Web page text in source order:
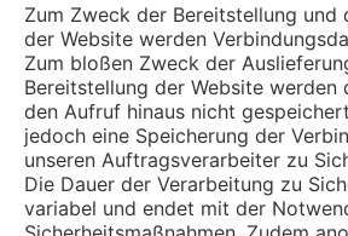
Zum Zweck der Bereitstellung und
der Website werden
Zum bloßen Zweck der
Bereitstellung der Website werden
den Aufruf hinaus nicht
jedoch eine Speicherung der
unseren Auftragsverarbeiter zu
Die Dauer der Verarbeitung zu
variabel und endet mit der